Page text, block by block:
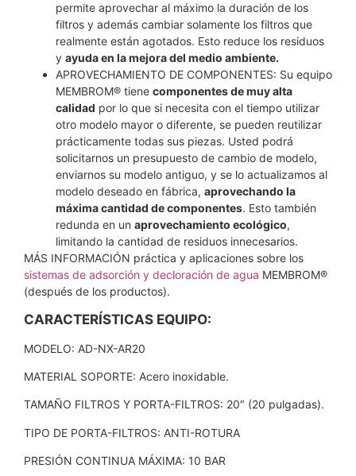
permite aprovechar al máximo la duración de los
filtros y además cambiar solamente los filtros que
realmente están agotados. Esto reduce los residuos
y ayuda en la mejora del medio ambiente.
APROVECHAMIENTO DE COMPONENTES: Su equipo
MEMBROM® tiene componentes de muy alta
calidad por lo que si necesita con el tiempo utilizar
otro modelo mayor o diferente, se pueden reutilizar
prácticamente todas sus piezas. Usted podrá
solicitarnos un presupuesto de cambio de modelo,
enviarnos su modelo antiguo, y se lo actualizamos al
modelo deseado en fábrica, aprovechando la
máxima cantidad de componentes. Esto también
redunda en un aprovechamiento ecológico,
limitando la cantidad de residuos innecesarios.
MÁS INFORMACIÓN práctica y aplicaciones sobre los
sistemas de adsorción y decloración de agua MEMBROM®
(después de los productos).
CARACTERÍSTICAS EQUIPO:
MODELO: AD-NX-AR20
MATERIAL SOPORTE: Acero inoxidable.
TAMAÑO FILTROS Y PORTA-FILTROS: 20″ (20 pulgadas).
TIPO DE PORTA-FILTROS: ANTI-ROTURA
PRESIÓN CONTINUA MÁXIMA: 10 BAR